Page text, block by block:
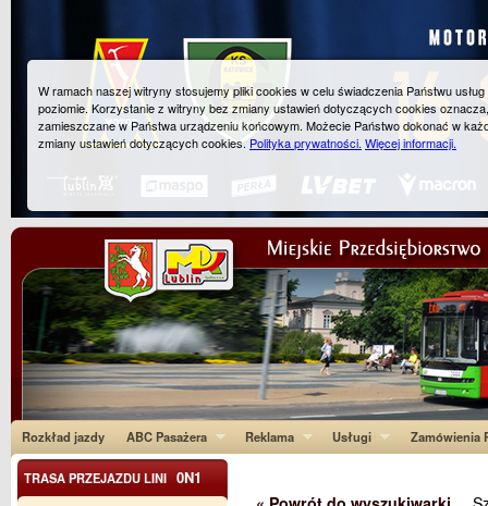
Rozkład jazdy ABC Pasażera Reklama Usługi Zamówienia
TRASA PRZEJAZDU LINI 0N1
W ramach naszej witryny stosujemy pliki cookies w celu świadczenia Państwu
poziomie. Korzystanie z witryny bez zmiany ustawień dotyczących cookies
zamieszczane w Państwa urządzeniu końcowym. Możecie Państwo dokonać w
zmiany ustawień dotyczących cookies.Polityka prywatności. Więcej informacji.